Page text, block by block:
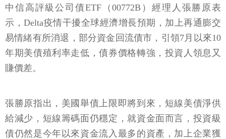
中信高評級公司債ETF（00772B）經理人張勝原表
示，Delta疫情干擾全球經濟增長預期，加上再通膨交
易情緒有所消退，部分資金回流債市，引領7月以來10
年期美債殖利率走低，債券價格轉強，投資人領息又
賺價差。
張勝原指出，美國舉債上限即將到來，短線美債淨供
給減少，短線籌碼面仍穩定，就資金面而言，投資級
債仍然是今年以來資金流入最多的資產，加上企業獲